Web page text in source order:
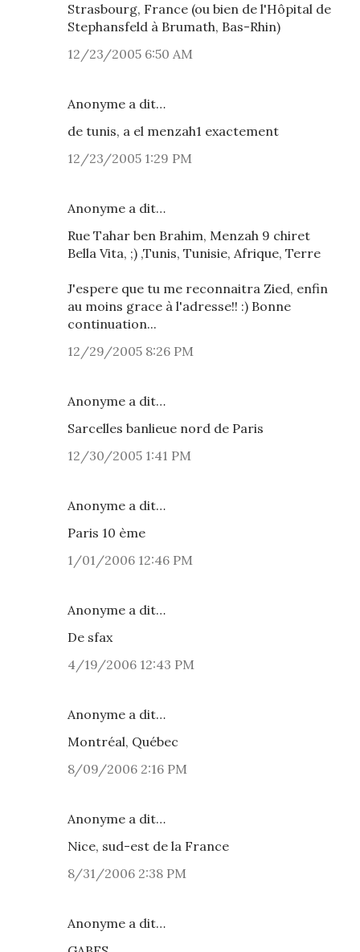
Strasbourg, France (ou bien de l'Hôpital de
Stephansfeld à Brumath, Bas-Rhin)
12/23/2005 6:50 AM
Anonyme a dit…
de tunis, a el menzah1 exactement
12/23/2005 1:29 PM
Anonyme a dit…
Rue Tahar ben Brahim, Menzah 9 chiret
Bella Vita, ;) ,Tunis, Tunisie, Afrique, Terre
J'espere que tu me reconnaitra Zied, enfin
au moins grace à l'adresse!! :) Bonne
continuation...
12/29/2005 8:26 PM
Anonyme a dit…
Sarcelles banlieue nord de Paris
12/30/2005 1:41 PM
Anonyme a dit…
Paris 10 ème
1/01/2006 12:46 PM
Anonyme a dit…
De sfax
4/19/2006 12:43 PM
Anonyme a dit…
Montréal, Québec
8/09/2006 2:16 PM
Anonyme a dit…
Nice, sud-est de la France
8/31/2006 2:38 PM
Anonyme a dit…